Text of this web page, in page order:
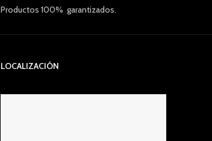
Productos 100% garantizados.
LOCALIZACIÓN